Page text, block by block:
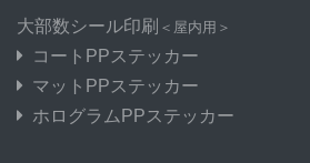
大部数シール印刷 ＜屋内用＞
コートPPステッカー
マットPPステッカー
ホログラムPPステッカー